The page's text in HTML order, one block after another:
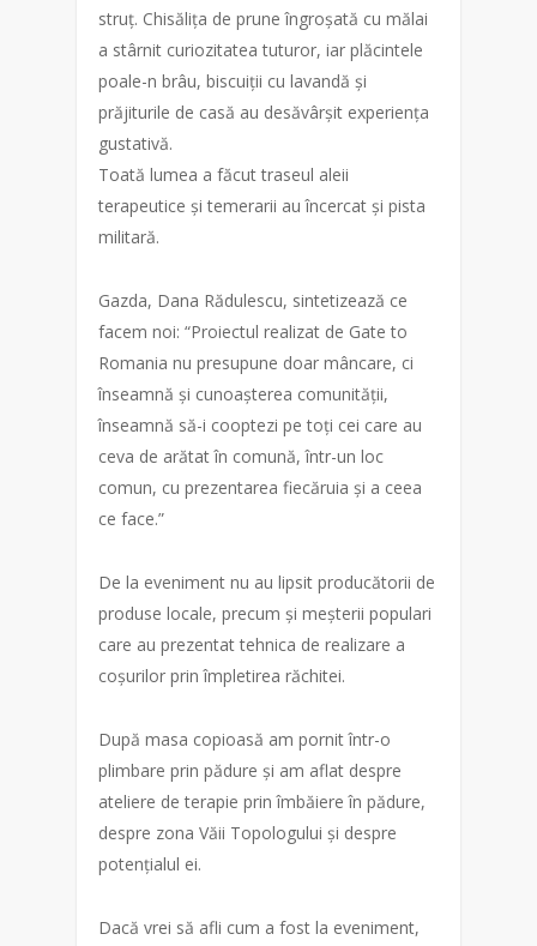
struț. Chisălița de prune îngroșată cu mălai
a stârnit curiozitatea tuturor, iar plăcintele
poale-n brâu, biscuiții cu lavandă și
prăjiturile de casă au desăvârșit experiența
gustativă.
Toată lumea a făcut traseul aleii
terapeutice și temerarii au încercat și pista
militară.
Gazda, Dana Rădulescu, sintetizează ce
facem noi: “Proiectul realizat de Gate to
Romania nu presupune doar mâncare, ci
înseamnă și cunoașterea comunității,
înseamnă să-i cooptezi pe toți cei care au
ceva de arătat în comună, într-un loc
comun, cu prezentarea fiecăruia și a ceea
ce face.”
De la eveniment nu au lipsit producătorii de
produse locale, precum și meșterii populari
care au prezentat tehnica de realizare a
coșurilor prin împletirea răchitei.
După masa copioasă am pornit într-o
plimbare prin pădure și am aflat despre
ateliere de terapie prin îmbăiere în pădure,
despre zona Văii Topologului și despre
potențialul ei.
Dacă vrei să afli cum a fost la eveniment,